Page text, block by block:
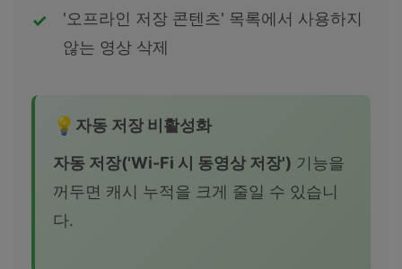
'오프라인 저장 콘텐츠' 목록에서 사용하지
않는 영상 삭제
자동 저장 비활성화
자동 저장('Wi-Fi 시 동영상 저장') 기능을
꺼두면 캐시 누적을 크게 줄일 수 있습니
다.